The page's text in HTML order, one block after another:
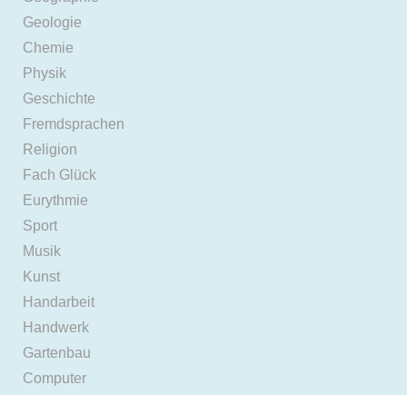
Geologie
Chemie
Physik
Geschichte
Fremdsprachen
Religion
Fach Glück
Eurythmie
Sport
Musik
Kunst
Handarbeit
Handwerk
Gartenbau
Computer